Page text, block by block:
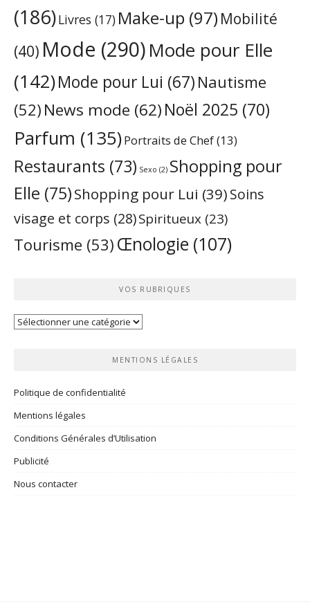
(186)Livres (17) Make-up (97) Mobilité
(40) Mode (290)Mode pour Elle
(142)Mode pour Lui (67) Nautisme
(52) News mode (62)Noël 2025 (70)
Parfum (135)Portraits de Chef(13)
Restaurants (73) Sexo (2) Shopping pour
Elle (75)Shopping pour Lui (39)Soins
visage et corps (28)Spiritueux (23)
Tourisme (53) Œnologie (107)
VOS RUBRIQUES
Vos
MENTIONS LÉGALES
Politique de confidentialité
Mentions légales
Conditions Générales d’Utilisation
Publicité
Nous contacter